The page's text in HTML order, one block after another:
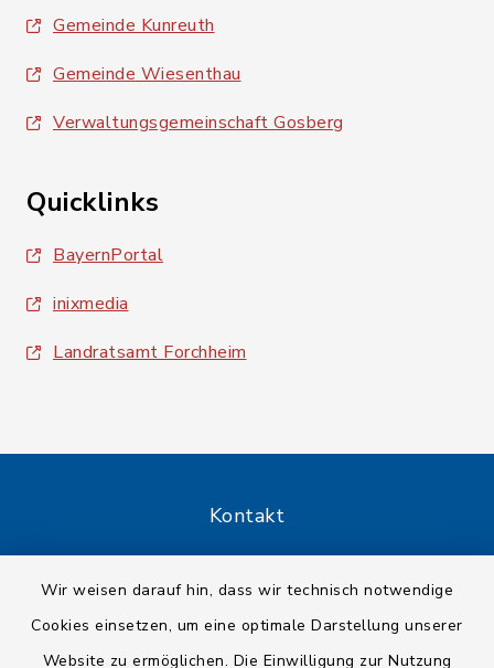
Wir weisen darauf hin, dass wir technisch notwendige
Cookies einsetzen, um eine optimale Darstellung unserer
Website zu ermöglichen. Die Einwilligung zur Nutzung
Gemeinde Kunreuth
Gemeinde Wiesenthau
Verwaltungsgemeinschaft Gosberg
Quicklinks
BayernPortal
inixmedia
Landratsamt Forchheim
Kontakt
Datenschutz